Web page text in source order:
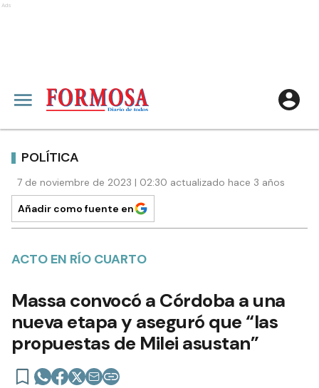
Ads
POLÍTICA
7 de noviembre de 2023 | 02:30 actualizado hace 3 años
Añadir como fuente en
ACTO EN RÍO CUARTO
Massa convocó a Córdoba a una
nueva etapa y aseguró que “las
propuestas de Milei asustan”